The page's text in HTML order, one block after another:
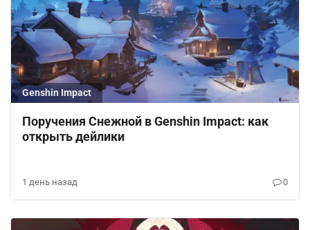
Genshin Impact
Поручения Снежной в Genshin Impact: как
открыть дейлики
1 день назад 0